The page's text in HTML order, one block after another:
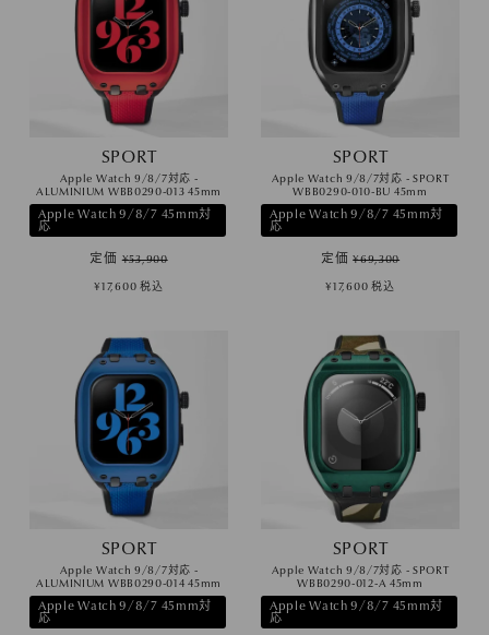
SPORT
Apple Watch 9/8/7対応 -
ALUMINIUM WBB0290-013 45mm
Apple Watch 9/8/7 45mm対
応
定価 ¥53,900
¥17,600 税込
SPORT
Apple Watch 9/8/7対応 - SPORT
WBB0290-010-BU 45mm
Apple Watch 9/8/7 45mm対
応
定価 ¥69,300
¥17,600 税込
SPORT
Apple Watch 9/8/7対応 -
ALUMINIUM WBB0290-014 45mm
Apple Watch 9/8/7 45mm対
応
SPORT
Apple Watch 9/8/7対応 - SPORT
WBB0290-012-A 45mm
Apple Watch 9/8/7 45mm対
応